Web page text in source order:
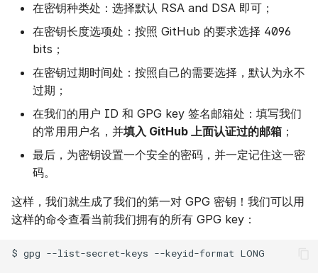
在密钥种类处：选择默认 RSA and DSA 即可；
在密钥长度选项处：按照 GitHub 的要求选择 4096
bits；
在密钥过期时间处：按照自己的需要选择，默认为永不
过期；
在我们的用户 ID 和 GPG key 签名邮箱处：填写我们
的常用用户名，并填入 GitHub 上面认证过的邮箱 ；
最后，为密钥设置一个安全的密码，并一定记住这一密
码。
这样，我们就生成了我们的第一对 GPG 密钥！我们可以用
这样的命令查看当前我们拥有的所有 GPG key：
$ gpg --list-secret-keys --keyid-format LONG